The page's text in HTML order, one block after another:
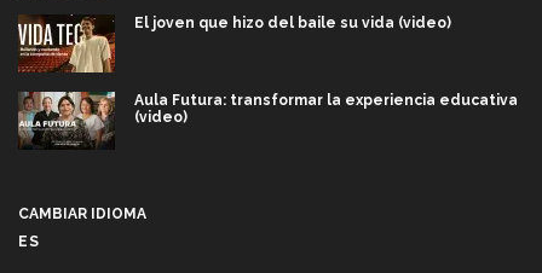
El joven que hizo del baile su vida (video)
Aula Futura: transformar la experiencia educativa
(video)
CAMBIAR IDIOMA
ES